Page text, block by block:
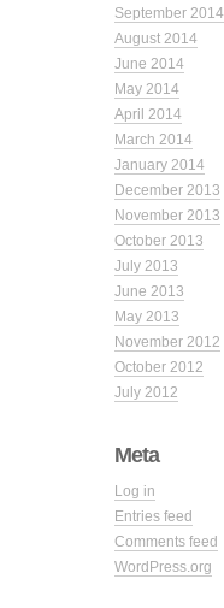
September 2014
August 2014
June 2014
May 2014
April 2014
March 2014
January 2014
December 2013
November 2013
October 2013
July 2013
June 2013
May 2013
November 2012
October 2012
July 2012
Meta
Log in
Entries feed
Comments feed
WordPress.org